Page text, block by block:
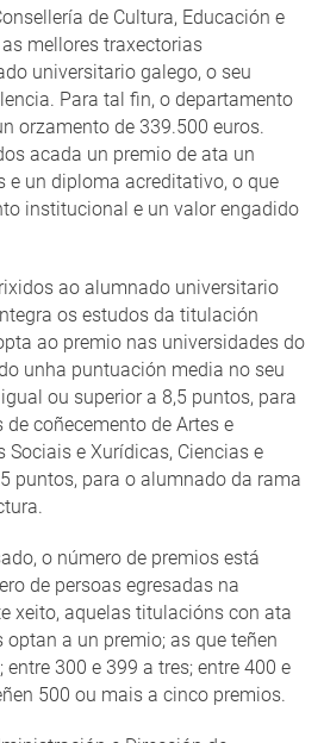
de Cultura, Educación e
mellores traxectorias
universitario galego, o seu
Para tal fin, o departamento
orzamento de 339.500 euros.
acada un premio de ata un
e un diploma acreditativo, o que
institucional e un valor engadido
ao alumnado universitario
os estudos da titulación
ao premio nas universidades do
unha puntuación media no seu
ou superior a 8,5 puntos, para
coñecemento de Artes e
Sociais e Xurídicas, Ciencias e
puntos, para o alumnado da rama
o número de premios está
de persoas egresadas na
xeito, aquelas titulacións con ata
optan a un premio; as que teñen
300 e 399 a tres; entre 400 e
500 ou mais a cinco premios.